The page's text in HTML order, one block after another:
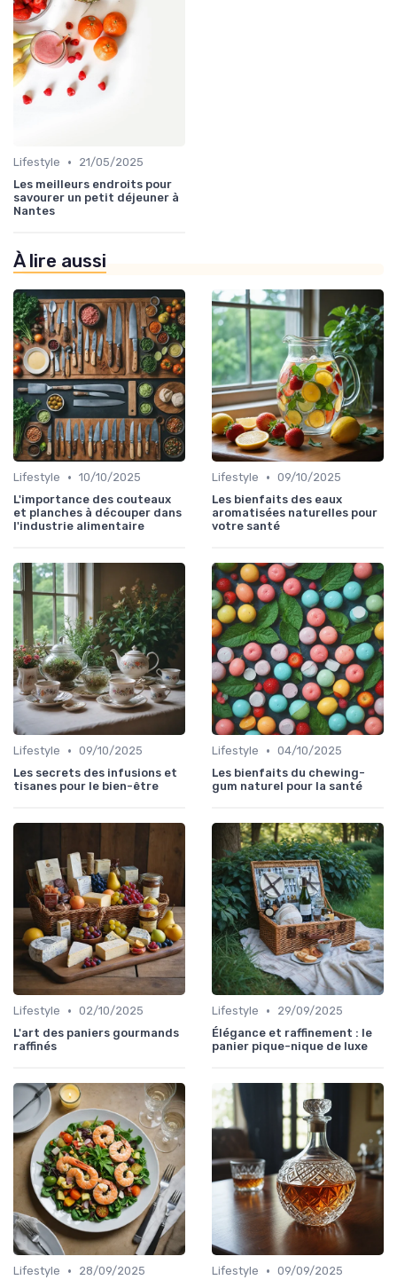
Lifestyle •
21/05/2025
Les meilleurs endroits pour
savourer un petit déjeuner à
Nantes
À lire aussi
Lifestyle • 10/10/2025
L'importance des couteaux
et planches à découper dans
l'industrie alimentaire
Lifestyle • 09/10/2025
Les bienfaits des eaux
aromatisées naturelles pour
votre santé
Lifestyle • 09/10/2025
Les secrets des infusions et
tisanes pour le bien-être
Lifestyle • 04/10/2025
Les bienfaits du chewing-
gum naturel pour la santé
Lifestyle • 02/10/2025
L'art des paniers gourmands
raffinés
Lifestyle •
29/09/2025
Élégance et raffinement : le
panier pique-nique de luxe
Lifestyle •
28/09/2025
Lifestyle • 09/09/2025